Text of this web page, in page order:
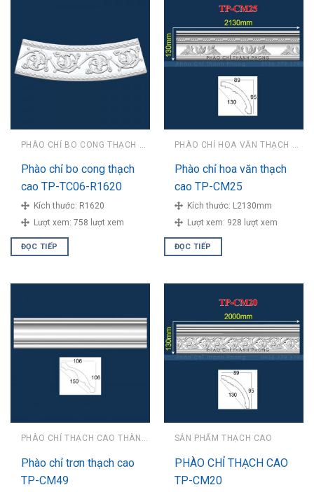
Phào chỉ bo cong thạch
cao TP-TC06-R1620
Kích thước: R1620
Lượt xem: 758 lượt xem
ĐỌC TIẾP
Phào chỉ hoa văn thạch
cao TP-CM25
Kích thước: L2130mm
Lượt xem: 928 lượt xem
ĐỌC TIẾP
PHÀO CHỈ THẠCH CAO THÀNH PHONG
Phào chỉ trơn thạch cao
TP-CM49
SẢN PHẨM THẠCH CAO
PHÀO CHỈ THẠCH CAO
TP-CM20